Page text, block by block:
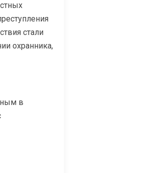
стали
охранника,
в